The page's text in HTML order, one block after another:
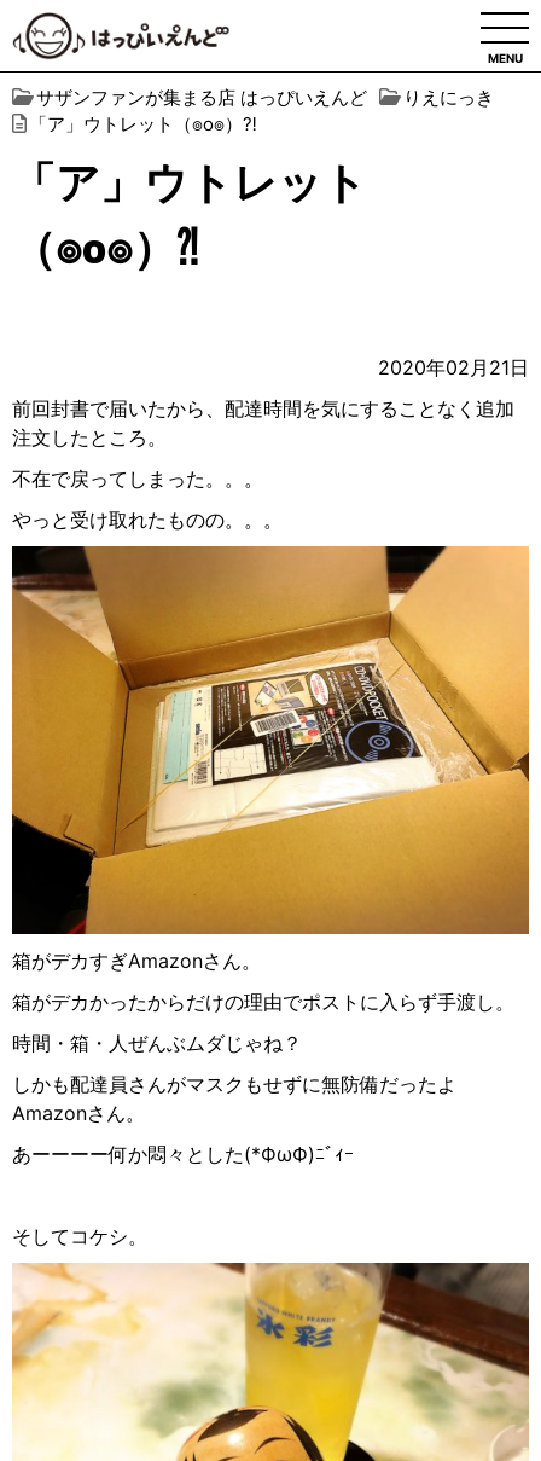
MENU
サザンファンが集まる店 はっぴいえんど
りえにっき
「ア」ウトレット（๏o๏）⁈
「ア」ウトレット
（๏o๏）⁈
2020年02月21日
前回封書で届いたから、配達時間を気にすることなく追加
注文したところ。
不在で戻ってしまった。。。
やっと受け取れたものの。。。
箱がデカすぎAmazonさん。
箱がデカかったからだけの理由でポストに入らず手渡し。
時間・箱・人ぜんぶムダじゃね？
しかも配達員さんがマスクもせずに無防備だったよ
Amazonさん。
あーーーー何か悶々とした(*ФωФ)ﾆﾞｨｰ
そしてコケシ。